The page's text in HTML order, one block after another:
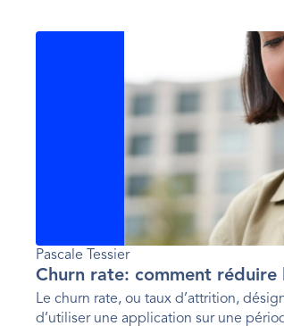
Pascale Tessier
Churn rate: comment réduire
Le churn rate, ou taux d’attrition,
d’utiliser une application sur une